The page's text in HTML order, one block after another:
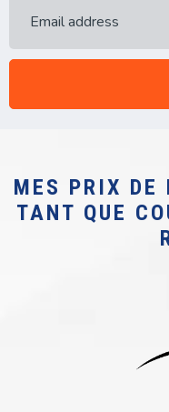
MES PRIX DE
TANT QUE